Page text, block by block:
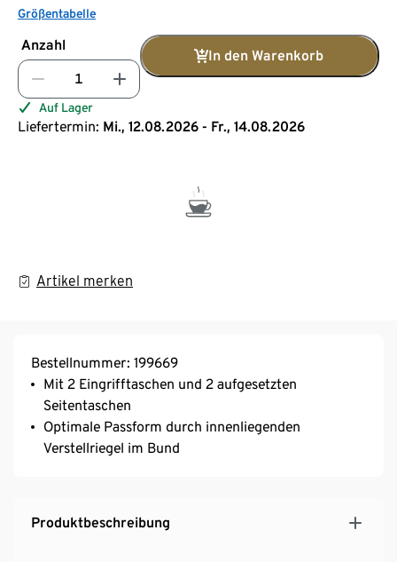
Größentabelle
Anzahl
In den Warenkorb
Auf Lager
Liefertermin: Mi., 12.08.2026 - Fr., 14.08.2026
Artikel merken
Bestellnummer: 199669
Mit 2 Eingrifftaschen und 2 aufgesetzten
Seitentaschen
Optimale Passform durch innenliegenden
Verstellriegel im Bund
Produktbeschreibung